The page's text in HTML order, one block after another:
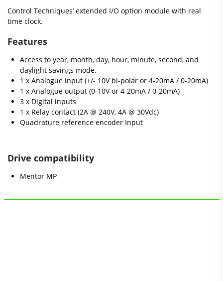
Control Techniques’ extended I/O option module with real
time clock.
Features
Access to year, month, day, hour, minute, second, and
daylight savings mode.
1 x Analogue input (+/- 10V bi-polar or 4-20mA / 0-20mA)
1 x Analogue output (0-10V or 4-20mA / 0-20mA)
3 x Digital inputs
1 x Relay contact (2A @ 240V, 4A @ 30Vdc)
Quadrature reference encoder Input
Drive compatibility
Mentor MP